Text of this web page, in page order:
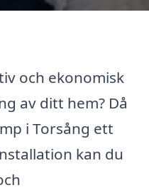
och ekonomisk
av ditt hem? Då
i Torsång ett
kan du